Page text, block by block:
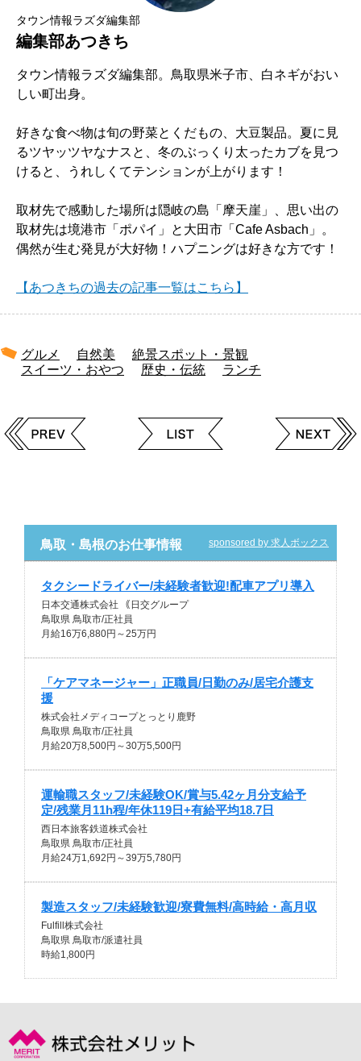
タウン情報ラズダ編集部
編集部あつきち
タウン情報ラズダ編集部。鳥取県米子市、白ネギがおい
しい町出身。
好きな食べ物は旬の野菜とくだもの、大豆製品。夏に見
るツヤッツヤなナスと、冬のぶっくり太ったカブを見つ
けると、うれしくてテンションが上がります！
取材先で感動した場所は隠岐の島「摩天崖」、思い出の
取材先は境港市「ポパイ」と大田市「Cafe Asbach」。
偶然が生む発見が大好物！ハプニングは好きな方です！
【あつきちの過去の記事一覧はこちら】
グルメ 自然美
絶景スポット・景観
スイーツ・おやつ
歴史・伝統 ランチ
鳥取・島根のお仕事情報 sponsored by 求人ボックス
タクシードライバー/未経験者歓迎!配車アプリ導入
日本交通株式会社 ｟日交グループ
鳥取県 鳥取市/正社員
月給16万6,880円～25万円
「ケアマネージャー」正職員/日勤のみ/居宅介護支
援
株式会社メディコープとっとり鹿野
鳥取県 鳥取市/正社員
月給20万8,500円～30万5,500円
運輸職スタッフ/未経験OK/賞与5.42ヶ月分支給予
定/残業月11h程/年休119日+有給平均18.7日
西日本旅客鉄道株式会社
鳥取県 鳥取市/正社員
月給24万1,692円～39万5,780円
製造スタッフ/未経験歓迎/寮費無料/高時給・高月収
Fulfill株式会社
鳥取県 鳥取市/派遣社員
時給1,800円